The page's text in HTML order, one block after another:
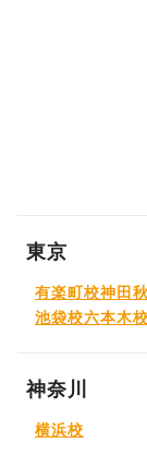
東京
有楽町校神田
池袋校六本木校
神奈川
横浜校